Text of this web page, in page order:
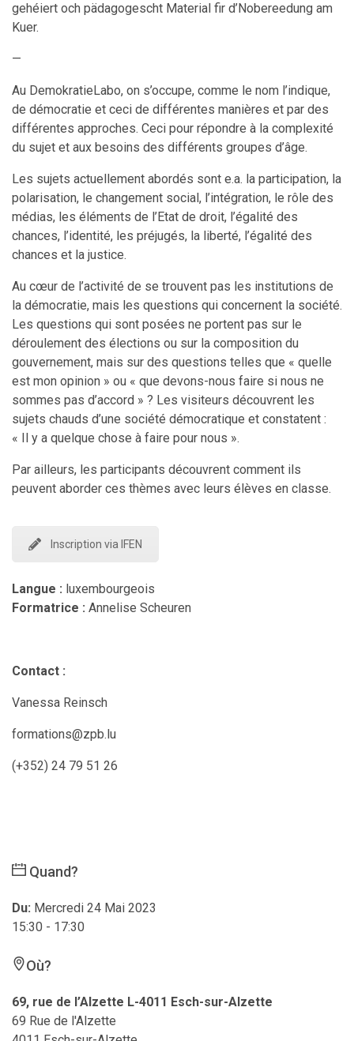
gehéiert och pädagogescht Material fir d’Nobereedung am
Kuer.
—
Au DemokratieLabo, on s’occupe, comme le nom l’indique,
de démocratie et ceci de différentes manières et par des
différentes approches. Ceci pour répondre à la complexité
du sujet et aux besoins des différents groupes d’âge.
Les sujets actuellement abordés sont e.a. la participation, la
polarisation, le changement social, l’intégration, le rôle des
médias, les éléments de l’Etat de droit, l’égalité des
chances, l’identité, les préjugés, la liberté, l’égalité des
chances et la justice.
Au cœur de l’activité de se trouvent pas les institutions de
la démocratie, mais les questions qui concernent la société.
Les questions qui sont posées ne portent pas sur le
déroulement des élections ou sur la composition du
gouvernement, mais sur des questions telles que « quelle
est mon opinion » ou « que devons-nous faire si nous ne
sommes pas d’accord » ? Les visiteurs découvrent les
sujets chauds d’une société démocratique et constatent :
« Il y a quelque chose à faire pour nous ».
Par ailleurs, les participants découvrent comment ils
peuvent aborder ces thèmes avec leurs élèves en classe.
Inscription via IFEN
Langue : luxembourgeois
Formatrice : Annelise Scheuren
Contact :
Vanessa Reinsch
formations@zpb.lu
(+352) 24 79 51 26
Quand?
Du: Mercredi 24 Mai 2023
15:30 - 17:30
Où?
69, rue de l’Alzette L-4011 Esch-sur-Alzette
69 Rue de l'Alzette